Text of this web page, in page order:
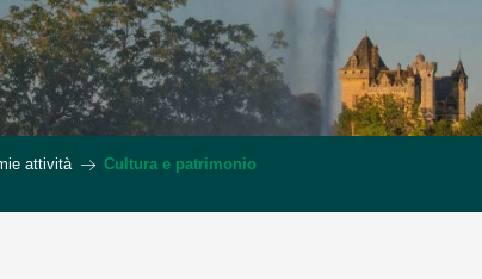
attività Cultura e patrimonio